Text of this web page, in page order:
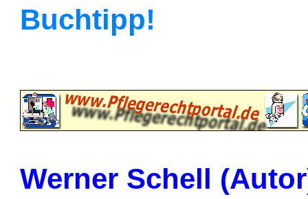
Buchtipp!
Werner Schell